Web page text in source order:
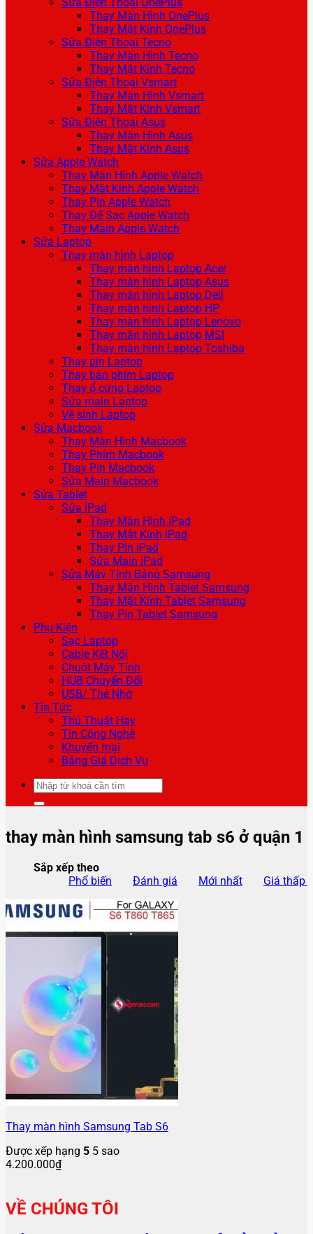
Thay Màn Hình OnePlus
Thay Mặt Kính OnePlus
Sửa Điện Thoại Tecno
Thay Màn Hình Tecno
Thay Mặt Kính Tecno
Sửa Điện Thoại Vsmart
Thay Màn Hình Vsmart
Thay Mặt Kính Vsmart
Sửa Điện Thoại Asus
Thay Màn Hình Asus
Thay Mặt Kính Asus
Sửa Apple Watch
Thay Màn Hình Apple Watch
Thay Mặt Kính Apple Watch
Thay Pin Apple Watch
Thay Đế Sạc Apple Watch
Thay Main Apple Watch
Sửa Laptop
Thay màn hình Laptop
Thay màn hình Laptop Acer
Thay màn hình Laptop Asus
Thay màn hình Laptop Dell
Thay màn hình Laptop HP
Thay màn hình Laptop Lenovo
Thay màn hình Laptop MSI
Thay màn hình Laptop Toshiba
Thay pin Laptop
Thay bàn phím Laptop
Thay ổ cứng Laptop
Sửa main Laptop
Vệ sinh Laptop
Sửa Macbook
Thay Màn Hình Macbook
Thay Phím Macbook
Thay Pin Macbook
Sửa Main Macbook
Sửa Tablet
Sửa iPad
Thay Màn Hình iPad
Thay Mặt Kính iPad
Thay Pin iPad
Sửa Main iPad
Sửa Máy Tính Bảng Samsung
Thay Màn Hình Tablet Samsung
Thay Mặt Kính Tablet Samsung
Thay Pin Tablet Samsung
Phụ Kiện
Sạc Laptop
Cable Kết Nối
Chuột Máy Tính
HUB Chuyển Đổi
USB/ Thẻ Nhớ
Tin Tức
Thủ Thuật Hay
Tin Công Nghệ
Khuyến mại
Bảng Giá Dịch Vụ
Tìm
kiếm:
thay màn hình samsung tab s6 ở quận 1
Sắp xếp theo
Phổ biến
Đánh giá Mới nhất Giá thấp
Thay màn hình Samsung Tab S6
Được xếp hạng 5 5 sao
4.200.000₫
VỀ CHÚNG TÔI